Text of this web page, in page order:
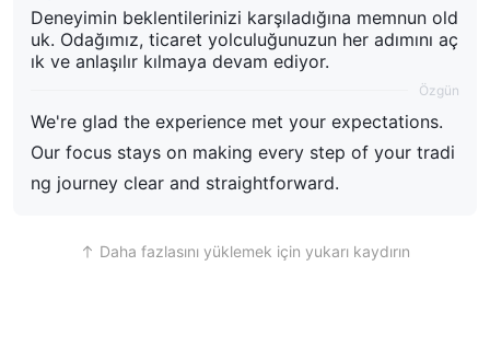
Deneyimin beklentilerinizi karşıladığına memnun old
uk. Odağımız, ticaret yolculuğunuzun her adımını aç
ık ve anlaşılır kılmaya devam ediyor.
Özgün
We're glad the experience met your expectations.
Our focus stays on making every step of your tradi
ng journey clear and straightforward.
Daha fazlasını yüklemek için yukarı kaydırın